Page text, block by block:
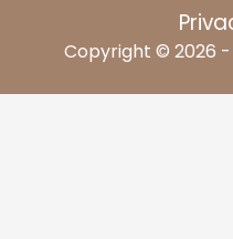
Copyright © 2026